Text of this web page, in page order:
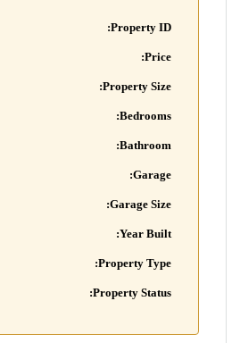
Property ID:
Price:
Property Size:
Bedrooms:
Bathroom:
Garage:
Garage Size:
Year Built:
Property Type:
Property Status: